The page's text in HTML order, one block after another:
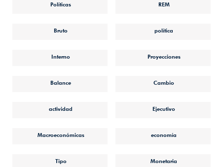
Políticas REM
Bruto política
Interno Proyecciones
Balance Cambio
actividad Ejecutivo
Macroeconómicas economía
Tipo Monetaria